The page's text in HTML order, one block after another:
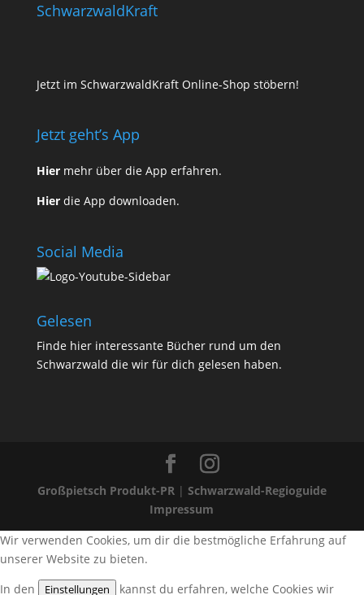
SchwarzwaldKraft
Jetzt im SchwarzwaldKraft Online-Shop stöbern!
Jetzt geht’s App
Hiermehr über die App erfahren.
Hierdie App downloaden.
Social Media
Gelesen
Finde hierinteressante Bücher rund um den
Schwarzwald die wir für dich gelesen haben.
Großpietsch Produkt-PR| Schwarzwald-Regioguide
Impressum
Wir verwenden Cookies, um dir die bestmögliche Erfahrung auf
unserer Website zu bieten.
In den
Einstellungen kannst du erfahren, welche Cookies wir